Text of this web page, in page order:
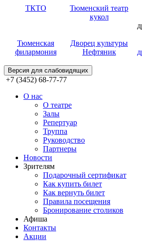
ТКТО
Тюменский театр
кукол
Тюменская
филармония
Дворец культуры
Нефтяник
Версия для слабовидящих
+7 (3452) 68-77-77
О нас
О театре
Залы
Репертуар
Труппа
Руководство
Партнеры
Новости
Зрителям
Подарочный сертификат
Как купить билет
Как вернуть билет
Правила посещения
Бронирование столиков
Афиша
Контакты
Акции